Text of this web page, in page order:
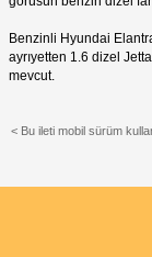
Benzinli Hyundai
ayrıyetten 1.6 dizel
mevcut.
< Bu ileti mobil sürüm